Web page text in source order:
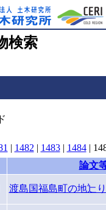
検索
| 1482 | 1483| 1484|
論文
渡島国福島町の地辷